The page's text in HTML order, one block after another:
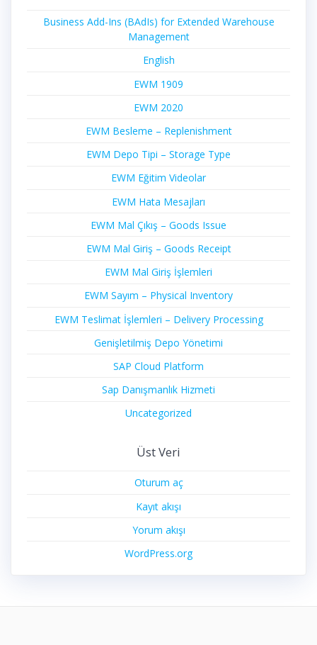
Business Add-Ins (BAdIs) for Extended Warehouse
Management
English
EWM 1909
EWM 2020
EWM Besleme – Replenishment
EWM Depo Tipi – Storage Type
EWM Eğitim Videolar
EWM Hata Mesajları
EWM Mal Çıkış – Goods Issue
EWM Mal Giriş – Goods Receipt
EWM Mal Giriş İşlemleri
EWM Sayım – Physical Inventory
EWM Teslimat İşlemleri – Delivery Processing
Genişletilmiş Depo Yönetimi
SAP Cloud Platform
Sap Danışmanlık Hizmeti
Uncategorized
Üst Veri
Oturum aç
Kayıt akışı
Yorum akışı
WordPress.org